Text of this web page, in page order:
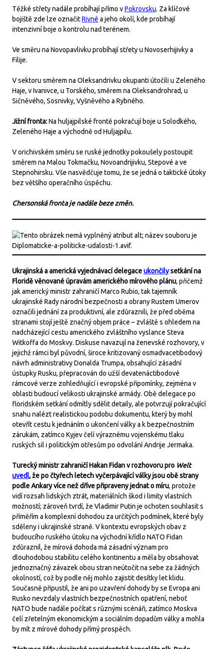
Těžké střety nadále probíhají přímo vPokrovsku. Za klíčové
bojiště zde lze označitRivné a jeho okolí, kde probíhají
intenzivní boje o kontrolu nad terénem.
Ve směru na Novopavlivku probíhají střety u Novoserhijivky a
Filije.
V sektoru směrem na Oleksandrivku okupanti útočili u Zeleného
Haje, v Ivanivce, u Torského, směrem na Oleksandrohrad, u
Sičněvého, Sosnivky, Vyšněvého a Rybného.
Jižní fronta:Na huljajpilské frontě pokračují boje u Solodkého,
Zeleného Haje a východně od Huljajpilu.
V orichivském směru se ruské jednotky pokoušely postoupit
směrem na Malou Tokmačku, Novoandrijivku, Stepové a ve
Stepnohirsku. Vše nasvědčuje tomu, že se jedná o taktické útoky
bez většího operačního úspěchu.
Chersonská fronta je nadále beze změn.
Ukrajinská a americká vyjednávací delegaceukončilysetkání na
Floridě věnované úpravám amerického mírového plánu, přičemž
jak americký ministr zahraničí Marco Rubio, tak tajemník
ukrajinské Rady národní bezpečnosti a obrany Rustem Umerov
označili jednání za produktivní, ale zdůraznili, že před oběma
stranami stojí ještě značný objem práce – zvláště s ohledem na
nadcházející cestu amerického zvláštního vyslance Steva
Witkoffa do Moskvy. Diskuse navazují na ženevské rozhovory, v
jejichž rámci byl původní, široce kritizovaný osmadvacetibodový
návrh administrativy Donalda Trumpa, obsahující zásadní
ústupky Rusku, přepracován do užší devatenáctibodové
rámcové verze zohledňující i evropské připomínky, zejména v
oblasti budoucí velikosti ukrajinské armády. Obě delegace po
floridském setkání odmítly sdělit detaily, ale potvrzují pokračující
snahu nalézt realistickou podobu dokumentu, který by mohl
otevřít cestu k jednáním o ukončení války a k bezpečnostním
zárukám, zatímco Kyjev čelí výraznému vojenskému tlaku
ruských sil i politickým otřesům po odvolání Andrije Jermaka.
Turecký ministr zahraničí Hakan Fidan v rozhovoru pro Welt
uvedl, že po čtyřech letech vyčerpávající války jsou obě strany
podle Ankary více než dříve připraveny jednat o míru, protože
vidí rozsah lidských ztrát, materiálních škod i limity vlastních
možností; zároveň tvrdí, že Vladimir Putin je ochoten souhlasit s
příměřím a komplexní dohodou za určitých podmínek, které byly
sděleny i ukrajinské straně. V kontextu evropských obav z
budoucího ruského útoku na východní křídlo NATO Fidan
zdůraznil, že mírová dohoda má zásadní význam pro
dlouhodobou stabilitu celého kontinentu a měla by obsahovat
jednoznačný závazek obou stran neútočit na sebe za žádných
okolností, což by podle něj mohlo zajistit desítky let klidu.
Současně připustil, že ani po uzavření dohody by se Evropa ani
Rusko nevzdaly vlastních bezpečnostních opatření, neboť
NATO bude nadále počítat s různými scénáři, zatímco Moskva
čelí zřetelným ekonomickým a sociálním dopadům války a mohla
by mít z mírové dohody přímý prospěch.